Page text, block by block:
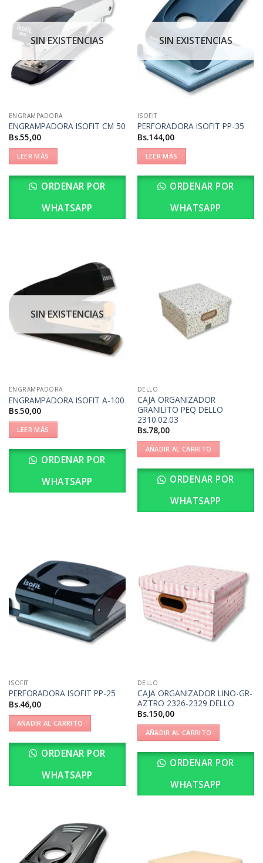
SIN EXISTENCIAS
ENGRAMPADORA
ENGRAMPADORA ISOFIT CM 50
Bs.55,00
LEER MÁS
ORDENAR POR
WHATSAPP
SIN EXISTENCIAS
ISOFIT
PERFORADORA ISOFIT PP-35
Bs.144,00
LEER MÁS
ORDENAR POR
WHATSAPP
SIN EXISTENCIAS
ENGRAMPADORA
ENGRAMPADORA ISOFIT A-100
Bs.50,00
LEER MÁS
ORDENAR POR
WHATSAPP
DELLO
CAJA ORGANIZADOR
GRANILITO PEQ DELLO
2310.02.03
Bs.78,00
AÑADIR AL CARRITO
ORDENAR POR
WHATSAPP
ISOFIT
PERFORADORA ISOFIT PP-25
Bs.46,00
AÑADIR AL CARRITO
ORDENAR POR
WHATSAPP
DELLO
CAJA ORGANIZADOR LINO-GR-
AZTRO 2326-2329 DELLO
Bs.150,00
AÑADIR AL CARRITO
ORDENAR POR
WHATSAPP